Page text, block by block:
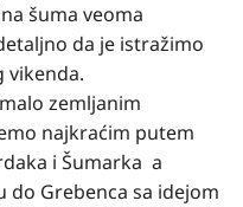
šuma veoma
da je istražimo
vikenda.
zemljanim
najkraćim putem
i Šumarka a
do Grebenca sa idejom